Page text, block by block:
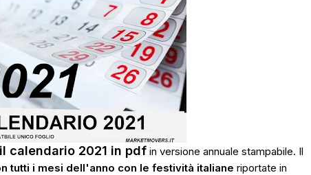
calendario 2021 in pdf in versione annuale stampabile. Il
tutti i mesi dell'anno con le festività italiane riportate in